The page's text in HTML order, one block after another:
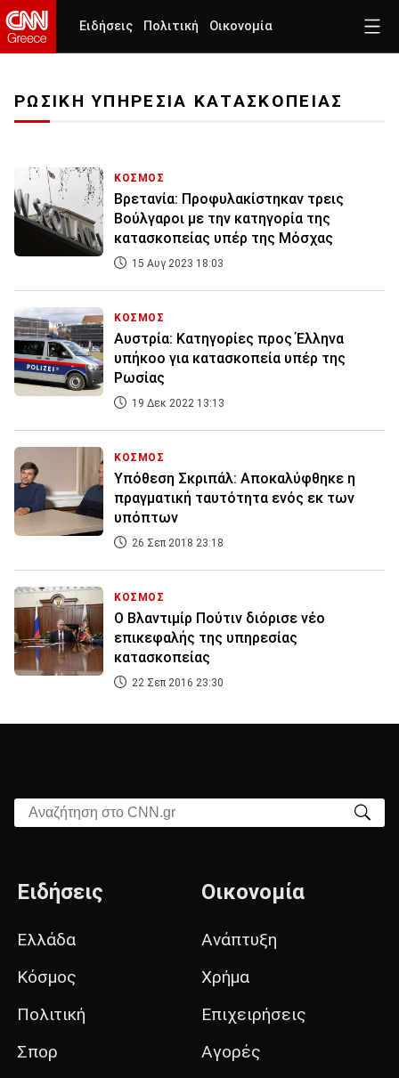
Ειδήσεις Πολιτική Οικονομία
ΡΩΣΙΚΗ ΥΠΗΡΕΣΙΑ ΚΑΤΑΣΚΟΠΕΙΑΣ
ΚΟΣΜΟΣ
Βρετανία: Προφυλακίστηκαν τρεις
Βούλγαροι με την κατηγορία της
κατασκοπείας υπέρ της Μόσχας
15 Αυγ 2023 18:03
ΚΟΣΜΟΣ
Αυστρία: Κατηγορίες προς Έλληνα
υπήκοο για κατασκοπεία υπέρ της
Ρωσίας
19 Δεκ 2022 13:13
ΚΟΣΜΟΣ
Υπόθεση Σκριπάλ: Αποκαλύφθηκε η
πραγματική ταυτότητα ενός εκ των
υπόπτων
26 Σεπ 2018 23:18
ΚΟΣΜΟΣ
Ο Βλαντιμίρ Πούτιν διόρισε νέο
επικεφαλής της υπηρεσίας
κατασκοπείας
22 Σεπ 2016 23:30
Αναζήτηση στο CNN.gr
Ειδήσεις
Ελλάδα
Κόσμος
Πολιτική
Σπορ
Οικονομία
Ανάπτυξη
Χρήμα
Επιχειρήσεις
Αγορές